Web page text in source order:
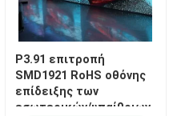
P3.91 επιτροπή
SMD1921 RoHS οθόνης
επίδειξης των
εσωτερικών/υπαίθριων